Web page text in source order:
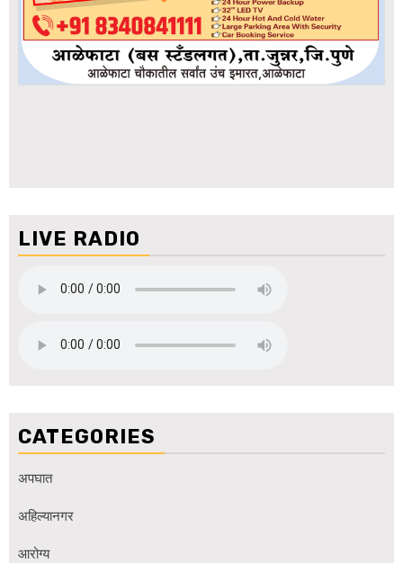
LIVE RADIO
CATEGORIES
अपघात
अहिल्यानगर
आरोग्य